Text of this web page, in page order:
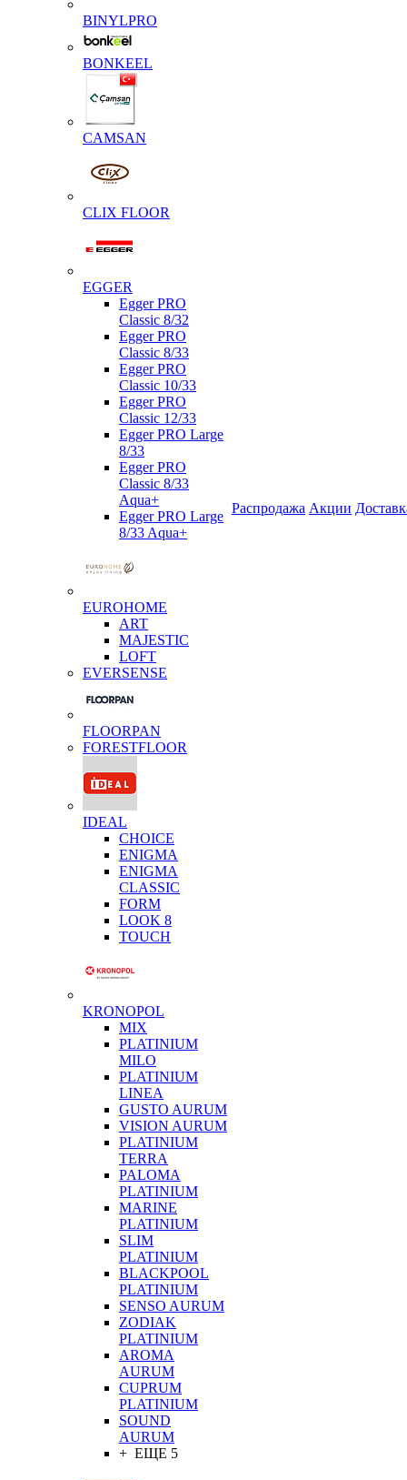
BINYLPRO
BONKEEL
CAMSAN
CLIX FLOOR
EGGER
Egger PRO
Classic 8/32
Egger PRO
Classic 8/33
Egger PRO
Classic 10/33
Egger PRO
Classic 12/33
Egger PRO Large
8/33
Egger PRO
Classic 8/33
Aqua+
Egger PRO Large
8/33 Aqua+
EUROHOME
ART
MAJESTIC
LOFT
EVERSENSE
FLOORPAN
FORESTFLOOR
IDEAL
CHOICE
ENIGMA
ENIGMA
CLASSIC
FORM
LOOK 8
TOUCH
KRONOPOL
MIX
PLATINIUM
MILO
PLATINIUM
LINEA
GUSTO AURUM
VISION AURUM
PLATINIUM
TERRA
PALOMA
PLATINIUM
MARINE
PLATINIUM
SLIM
PLATINIUM
BLACKPOOL
PLATINIUM
SENSO AURUM
ZODIAK
PLATINIUM
AROMA
AURUM
CUPRUM
PLATINIUM
SOUND
AURUM
+ ЕЩЕ 5
Распродажа Акции